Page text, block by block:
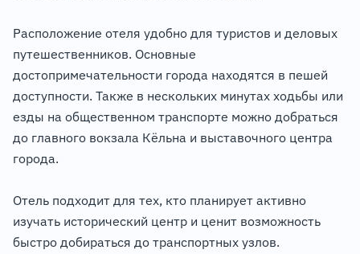
Расположение отеля удобно для туристов и деловых
путешественников. Основные
достопримечательности города находятся в пешей
доступности. Также в нескольких минутах ходьбы или
езды на общественном транспорте можно добраться
до главного вокзала Кёльна и выставочного центра
города.
Отель подходит для тех, кто планирует активно
изучать исторический центр и ценит возможность
быстро добираться до транспортных узлов.